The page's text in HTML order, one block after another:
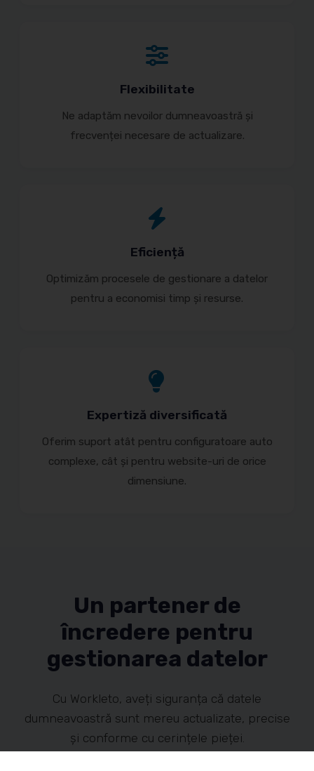
Flexibilitate
Ne adaptăm nevoilor dumneavoastră și
frecvenței necesare de actualizare.
Eficiență
Optimizăm procesele de gestionare a datelor
pentru a economisi timp și resurse.
Expertiză diversificată
Oferim suport atât pentru configuratoare auto
complexe, cât și pentru website-uri de orice
dimensiune.
Un partener de
încredere pentru
gestionarea datelor
Cu Workleto, aveți siguranța că datele
dumneavoastră sunt mereu actualizate, precise
și conforme cu cerințele pieței.